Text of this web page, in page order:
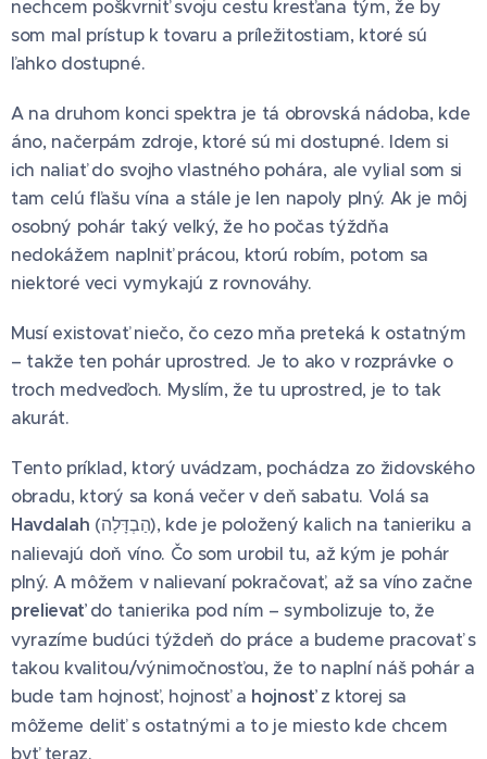
nechcem poškvrniť svoju cestu kresťana tým, že by
som mal prístup k tovaru a príležitostiam, ktoré sú
ľahko dostupné.
A na druhom konci spektra je tá obrovská nádoba, kde
áno, načerpám zdroje, ktoré sú mi dostupné. Idem si
ich naliať do svojho vlastného pohára, ale vylial som si
tam celú fľašu vína a stále je len napoly plný. Ak je môj
osobný pohár taký veľký, že ho počas týždňa
nedokážem naplniť prácou, ktorú robím, potom sa
niektoré veci vymykajú z rovnováhy.
Musí existovať niečo, čo cezo mňa preteká k ostatným
– takže ten pohár uprostred. Je to ako v rozprávke o
troch medveďoch. Myslím, že tu uprostred, je to tak
akurát.
Tento príklad, ktorý uvádzam, pochádza zo židovského
obradu, ktorý sa koná večer v deň sabatu. Volá sa
Havdalah (הַבְדָּלָה), kde je položený kalich na tanieriku a
nalievajú doň víno. Čo som urobil tu, až kým je pohár
plný. A môžem v nalievaní pokračovať, až sa víno začne
prelievať do tanierika pod ním – symbolizuje to, že
vyrazíme budúci týždeň do práce a budeme pracovať s
takou kvalitou/výnimočnosťou, že to naplní náš pohár a
bude tam hojnosť, hojnosť a hojnosť z ktorej sa
môžeme deliť s ostatnými a to je miesto kde chcem
byť teraz.